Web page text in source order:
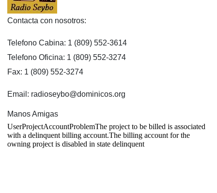
Contacta con nosotros:
Telefono Cabina: 1 (809) 552-3614
Telefono Oficina: 1 (809) 552-3274
Fax: 1 (809) 552-3274
Email: radioseybo@dominicos.org
Manos Amigas